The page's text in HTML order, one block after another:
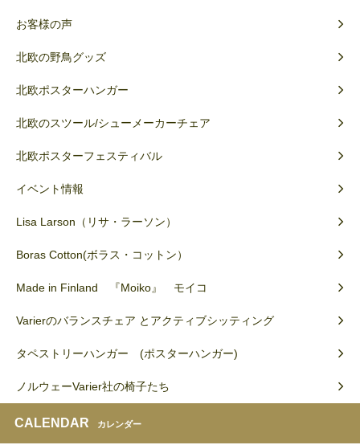
お客様の声
北欧の野鳥グッズ
北欧ポスターハンガー
北欧のスツール/シューメーカーチェア
北欧ポスターフェスティバル
イベント情報
Lisa Larson（リサ・ラーソン）
Boras Cotton(ボラス・コットン）
Made in Finland 『Moiko』 モイコ
Varierのバランスチェア とアクティブシッティング
タペストリーハンガー (ポスターハンガー)
ノルウェーVarier社の椅子たち
CALENDAR カレンダー